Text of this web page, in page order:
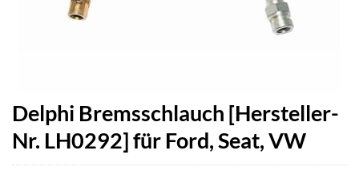
Delphi Bremsschlauch [Hersteller-
Nr. LH0292] für Ford, Seat, VW